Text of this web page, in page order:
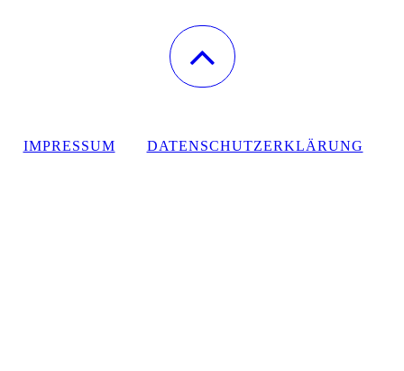
IMPRESSUM DATENSCHUTZERKLÄRUNG